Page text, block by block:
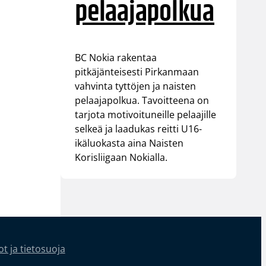
pelaajapolkua
BC Nokia rakentaa
pitkäjänteisesti Pirkanmaan
vahvinta tyttöjen ja naisten
pelaajapolkua. Tavoitteena on
tarjota motivoituneille pelaajille
selkeä ja laadukas reitti U16-
ikäluokasta aina Naisten
Korisliigaan Nokialla.
ja tietosuoja